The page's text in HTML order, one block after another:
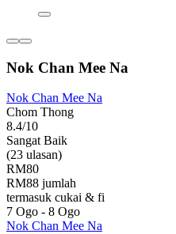
Nok Chan Mee Na
Nok Chan Mee Na
Chom Thong
8.4/10
Sangat Baik
(23 ulasan)
RM80
RM88 jumlah
termasuk cukai & fi
7 Ogo - 8 Ogo
Nok Chan Mee Na